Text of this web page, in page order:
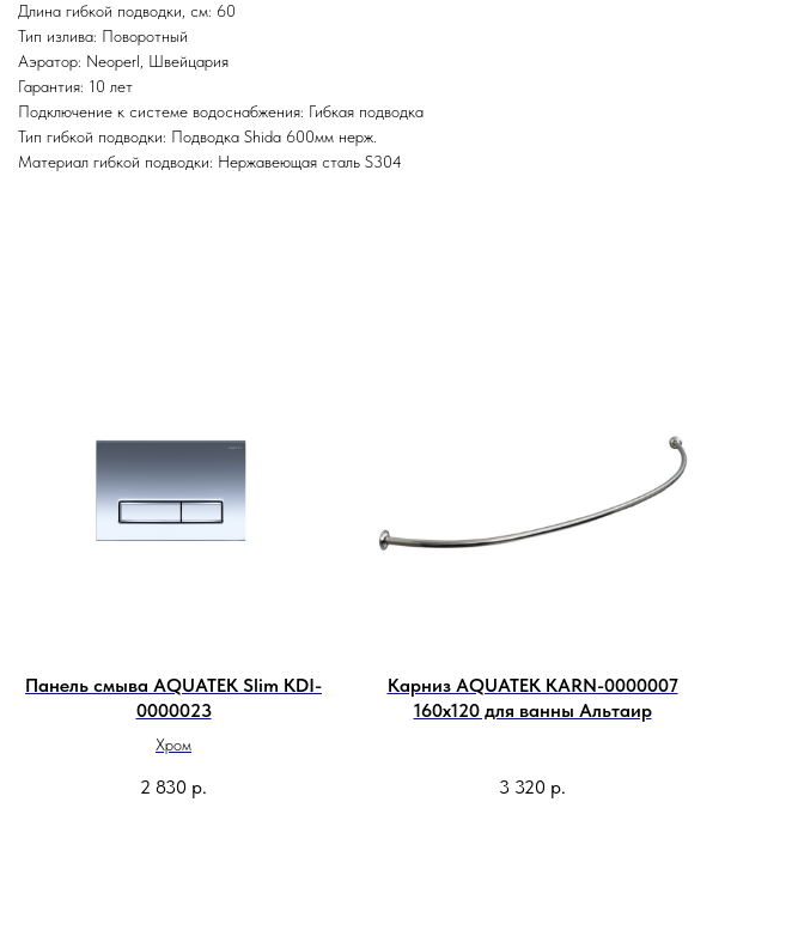
Длина гибкой подводки, см: 60
Тип излива: Поворотный
Аэратор: Neoperl, Швейцария
Гарантия: 10 лет
Подключение к системе водоснабжения: Гибкая подводка
Тип гибкой подводки: Подводка Shida 600мм нерж.
Материал гибкой подводки: Нержавеющая сталь S304
Панель смыва AQUATEK Slim KDI-
0000023
Хром
2 830 р.
Карниз AQUATEK KARN-0000007
160х120 для ванны Альтаир
3 320 р.